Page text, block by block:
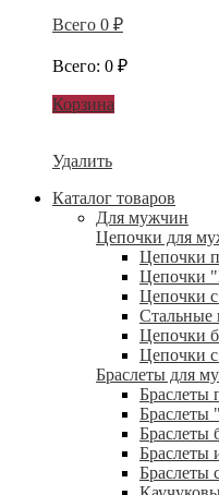
Всего 0 ₽
Всего: 0 ₽
Корзина
Удалить
Каталог товаров
Для мужчин
Цепочки для
Цепочки
Цепочки
Цепочки
Стальные
Цепочки
Цепочки с
Браслеты для
Браслеты
Браслеты
Браслеты
Браслеты
Браслеты